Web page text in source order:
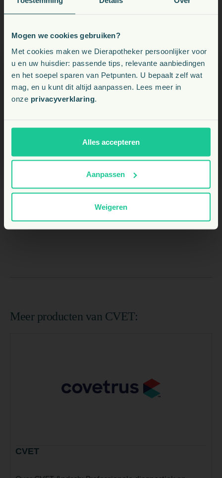
Mogen we cookies gebruiken?
Met cookies maken we Dierapotheker persoonlijker voor
u en uw huisdier: passende tips, relevante aanbiedingen
en het soepel sparen van Petpunten. U bepaalt zelf wat
mag, en u kunt dit altijd aanpassen. Lees meer in
onze privacyverklaring
Alles accepteren
Aanpassen
Weigeren
Meer producten van CVET:
CVET
Kies uw land:
NL